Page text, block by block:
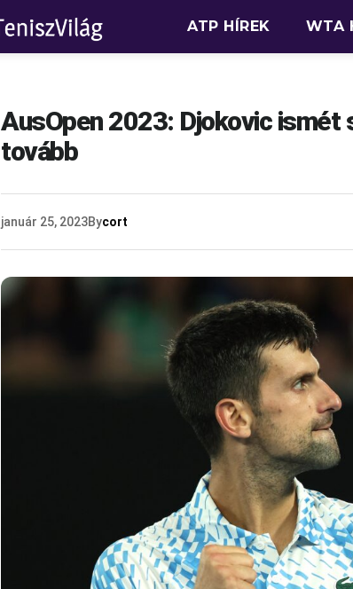
ATP HÍREK WTA
AusOpen 2023: Djokovic ismét
tovább
január 25, 2023Bycort